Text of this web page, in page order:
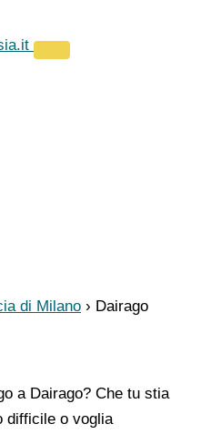
di Milano › Dairago
a Dairago? Che tu stia
difficile o voglia